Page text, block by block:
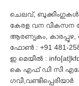
ചെലവ്,
കേരള വന വികസന
ആരണ്യകം, കാരപ്പുഴ,
ഫോൺ : +91 481-
ഇ മെയിൽ :
കെ എഫ് ഡി സി
ഗവി,വണ്ടിപ്പെരിയാർ